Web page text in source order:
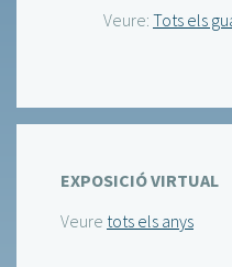
Veure: Tots els
EXPOSICIÓ VIRTUAL
Veure tots els anys